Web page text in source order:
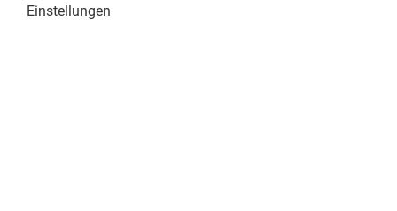
Einstellungen